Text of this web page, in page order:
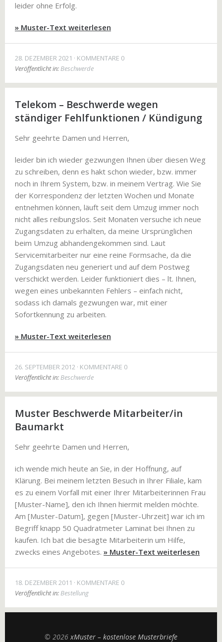
leider ohne Erfolg.
» Muster-Text weiterlesen
28. DEZEMBER 2021
KOMMENTARE 0
Veröffentlicht in:Beschwerde
Telekom – Beschwerde wegen
ständiger Fehlfunktionen / Kündigung
Sehr geehrte Damen und Herren,
leider bin ich wieder gezwungen Ihnen über diesen Weg
zu schreiben, denn es hakt schon wieder, bzw. immer
noch in Ihrem System, bzw. in meinem Vertrag. Wie Sie
der Korrespondenz der letzten Wochen und Monate
entnehmen können, läuft seit dem Umzug immer noch
nicht alles reibungslos. Seit Monaten versuche ich neue
Zugangsdaten zu erhalten, da meine Ursprünglichen
beim Umzug abhandengekommen sind. Laut
Servicemitarbeiter nur eine reine Formsache, da die
Zugangsdaten neu generiert und auf dem Postweg
verschickt werden. Leider funktioniert dies – lt. Ihnen,
wegen eines unbekannten Fehlers – einfach nicht,
sodass ich damals gezwungen war, mit einer
Sofortkennung zu arbeiten.
» Muster-Text weiterlesen
26. SEPTEMBER 2012 KOMMENTARE 0
Veröffentlicht in:Beschwerde
Muster Beschwerde Mitarbeiter/in
Baumarkt
Sehr geehrte Damen und Herren,
ich wende mich heute an Sie, in der Hoffnung, auf
Klärung. Bei meinem letzten Besuch in Ihrer Filiale, kam
es zu einem Vorfall mit einer Ihrer Mitarbeiterinnen Frau
[Muster-Name], den ich Ihnen hiermit melden möchte.
Am [Muster-Datum], gegen [Muster-Uhrzeit] war ich im
Begriff knapp 50 Quadratmeter Laminat bei Ihnen zu
kaufen. Ich bat die besagte Mitarbeiterin um Hilfe,
zwecks eines Angebotes. » Muster-Text weiterlesen
18. DEZEMBER 2011
KOMMENTARE 0
Veröffentlicht in:Bestellung
© 2026xMuster – kostenlose Musterbriefe